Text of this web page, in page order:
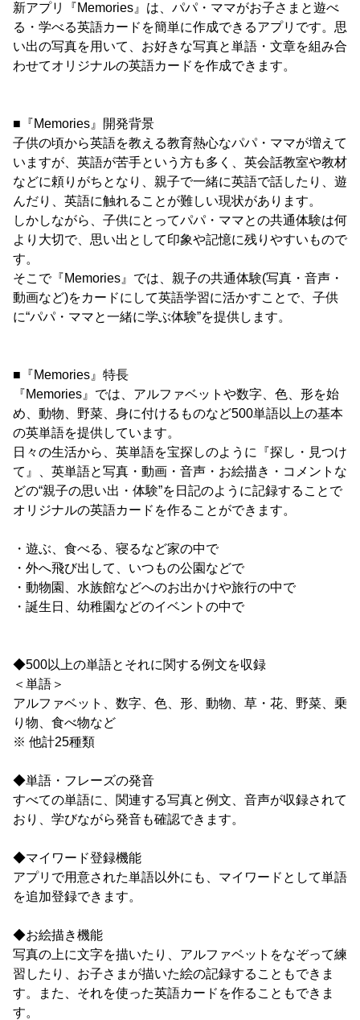
新アプリ『Memories』は、パパ・ママがお子さまと遊べ
る・学べる英語カードを簡単に作成できるアプリです。思
い出の写真を用いて、お好きな写真と単語・文章を組み合
わせてオリジナルの英語カードを作成できます。
■『Memories』開発背景
子供の頃から英語を教える教育熱心なパパ・ママが増えて
いますが、英語が苦手という方も多く、英会話教室や教材
などに頼りがちとなり、親子で一緒に英語で話したり、遊
んだり、英語に触れることが難しい現状があります。
しかしながら、子供にとってパパ・ママとの共通体験は何
より大切で、思い出として印象や記憶に残りやすいもので
す。
そこで『Memories』では、親子の共通体験(写真・音声・
動画など)をカードにして英語学習に活かすことで、子供
に“パパ・ママと一緒に学ぶ体験”を提供します。
■『Memories』特長
『Memories』では、アルファベットや数字、色、形を始
め、動物、野菜、身に付けるものなど500単語以上の基本
の英単語を提供しています。
日々の生活から、英単語を宝探しのように『探し・見つけ
て』、英単語と写真・動画・音声・お絵描き・コメントな
どの“親子の思い出・体験”を日記のように記録することで
オリジナルの英語カードを作ることができます。
・遊ぶ、食べる、寝るなど家の中で
・外へ飛び出して、いつもの公園などで
・動物園、水族館などへのお出かけや旅行の中で
・誕生日、幼稚園などのイベントの中で
◆500以上の単語とそれに関する例文を収録
＜単語＞
アルファベット、数字、色、形、動物、草・花、野菜、乗
り物、食べ物など
※ 他計25種類
◆単語・フレーズの発音
すべての単語に、関連する写真と例文、音声が収録されて
おり、学びながら発音も確認できます。
◆マイワード登録機能
アプリで用意された単語以外にも、マイワードとして単語
を追加登録できます。
◆お絵描き機能
写真の上に文字を描いたり、アルファベットをなぞって練
習したり、お子さまが描いた絵の記録することもできま
す。また、それを使った英語カードを作ることもできま
す。